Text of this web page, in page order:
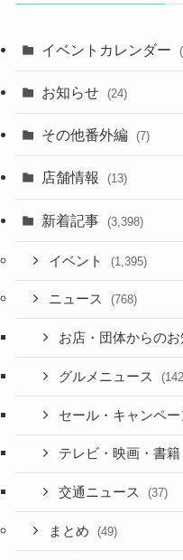
イベントカレンダー
お知らせ (24)
その他番外編 (7)
店舗情報 (13)
新着記事 (3,398)
イベント (1,395)
ニュース (768)
お店・団体からの
グルメニュース
セール・キャンペー
テレビ・映画・書籍
交通ニュース (37)
まとめ (49)